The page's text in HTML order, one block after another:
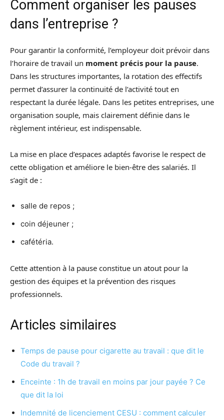
Comment organiser les pauses
dans l’entreprise ?
Pour garantir la conformité, l’employeur doit prévoir dans
l’horaire de travail un moment précis pour la pause.
Dans les structures importantes, la rotation des effectifs
permet d’assurer la continuité de l’activité tout en
respectant la durée légale. Dans les petites entreprises, une
organisation souple, mais clairement définie dans le
règlement intérieur, est indispensable.
La mise en place d’espaces adaptés favorise le respect de
cette obligation et améliore le bien-être des salariés. Il
s’agit de :
salle de repos ;
coin déjeuner ;
cafétéria.
Cette attention à la pause constitue un atout pour la
gestion des équipes et la prévention des risques
professionnels.
Articles similaires
Temps de pause pour cigarette au travail : que dit le
Code du travail ?
Enceinte : 1h de travail en moins par jour payée ? Ce
que dit la loi
Indemnité de licenciement CESU : comment calculer